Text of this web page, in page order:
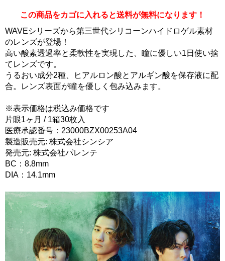
この商品をカゴに入れると送料が無料になります！
WAVEシリーズから第三世代シリコーンハイドロゲル素材
のレンズが登場！
高い酸素透過率と柔軟性を実現した、瞳に優しい1日使い捨
てレンズです。
うるおい成分2種、ヒアルロン酸とアルギン酸を保存液に配
合。レンズ表面が瞳を優しく包み込みます。
※表示価格は税込み価格です
片眼1ヶ月 / 1箱30枚入
医療承認番号：23000BZX00253A04
製造販売元: 株式会社シンシア
発売元: 株式会社パレンテ
BC：8.8mm
DIA：14.1mm